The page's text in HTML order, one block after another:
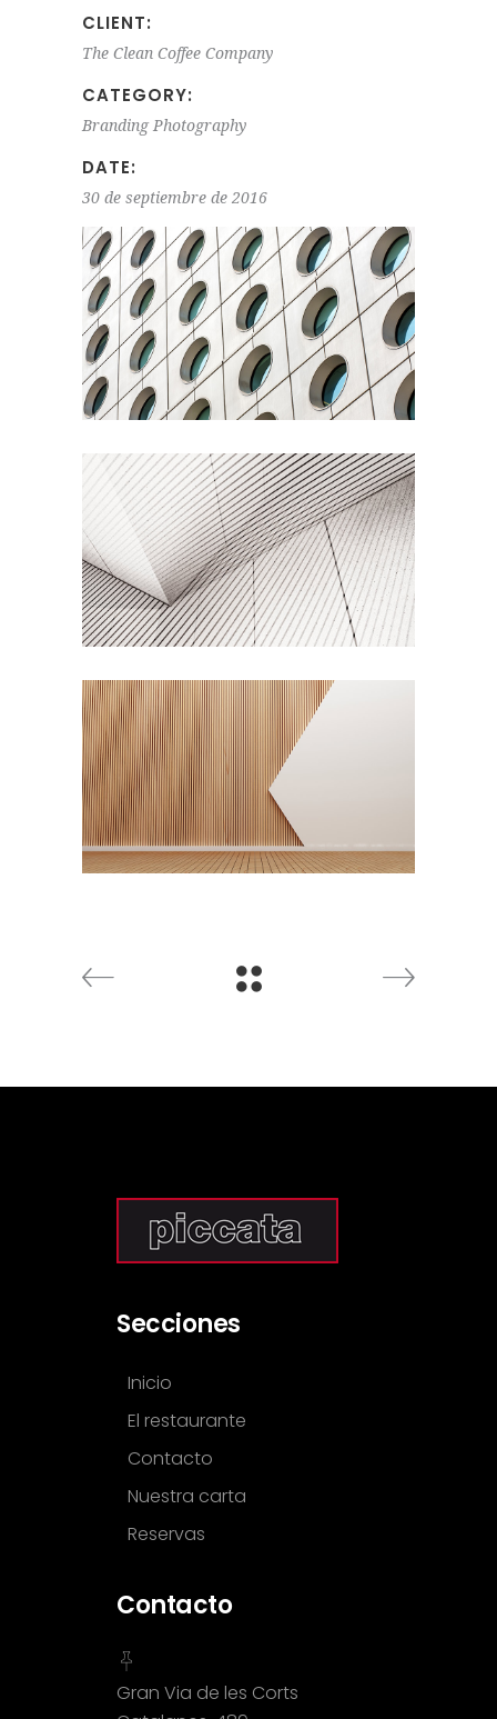
CLIENT:
The Clean Coffee Company
CATEGORY:
Branding Photography
DATE:
30 de septiembre de 2016
Secciones
Inicio
El restaurante
Contacto
Nuestra carta
Reservas
Contacto
Gran Via de les Corts